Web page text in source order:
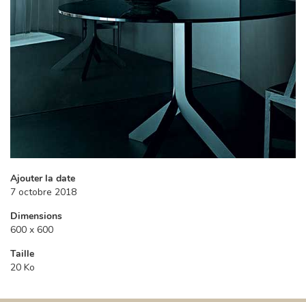
Ajouter la date
7 octobre 2018
Dimensions
600 x 600
Taille
20 Ko